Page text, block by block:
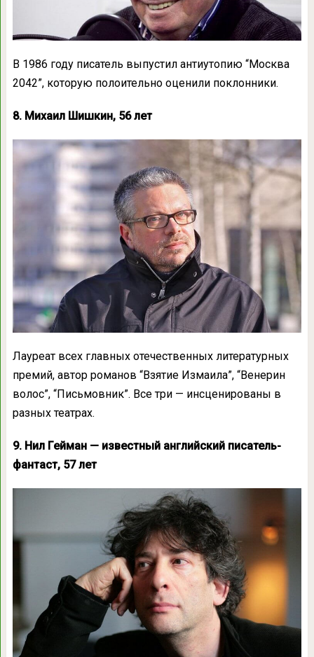
В 1986 году писатель выпустил антиутопию “Москва
2042”, которую полоительно оценили поклонники.
8. Михаил Шишкин, 56 лет
Лауреат всех главных отечественных литературных
премий, автор романов “Взятие Измаила”, “Венерин
волос”, “Письмовник”. Все три — инсценированы в
разных театрах.
9. Нил Гейман — известный английский писатель-
фантаст, 57 лет